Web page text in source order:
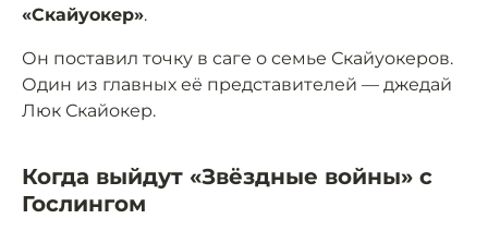
«Скайуокер».
Он поставил точку в саге о семье Скайуокеров.
Один из главных её представителей — джедай
Люк Скайокер.
Когда выйдут «Звёздные войны» с
Гослингом